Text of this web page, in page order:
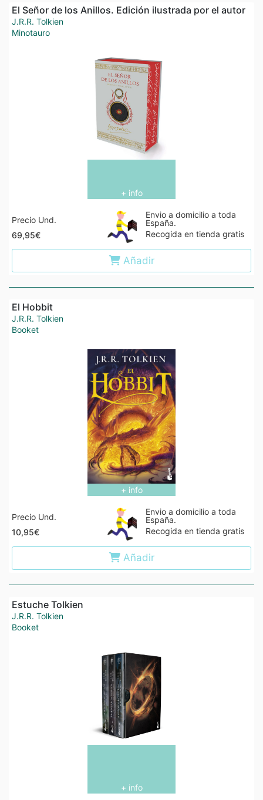
El Señor de los Anillos. Edición ilustrada por el autor
J.R.R. Tolkien
Minotauro
+ info
Precio Und.
69,95€
Envio a domicilio a toda
España.
Recogida en tienda gratis
Añadir
El Hobbit
J.R.R. Tolkien
Booket
+ info
Precio Und.
10,95€
Envio a domicilio a toda
España.
Recogida en tienda gratis
Añadir
Estuche Tolkien
J.R.R. Tolkien
Booket
+ info